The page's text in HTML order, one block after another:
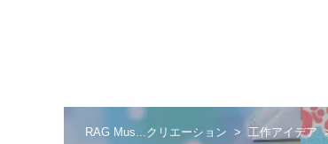
RAG Mus...クリエーション 工作アイデア